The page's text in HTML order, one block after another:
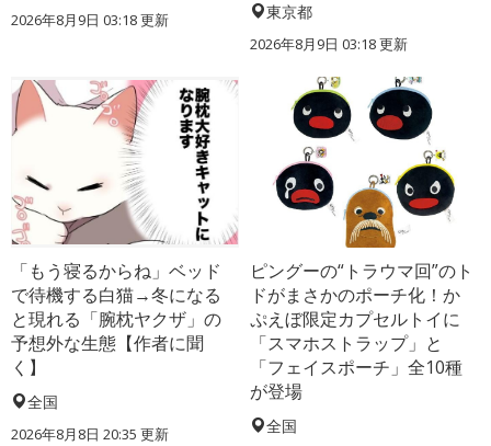
2026年8月9日 03:18更新 東京都
2026年8月9日 03:18更新
「もう寝るからね」ベッド
で待機する白猫→冬になる
と現れる「腕枕ヤクザ」の
予想外な生態【作者に聞
く】
全国
2026年8月8日 20:35 更新
ピングーの“トラウマ回”のト
ドがまさかのポーチ化！か
ぷえぼ限定カプセルトイに
「スマホストラップ」と
「フェイスポーチ」全10種
が登場
全国